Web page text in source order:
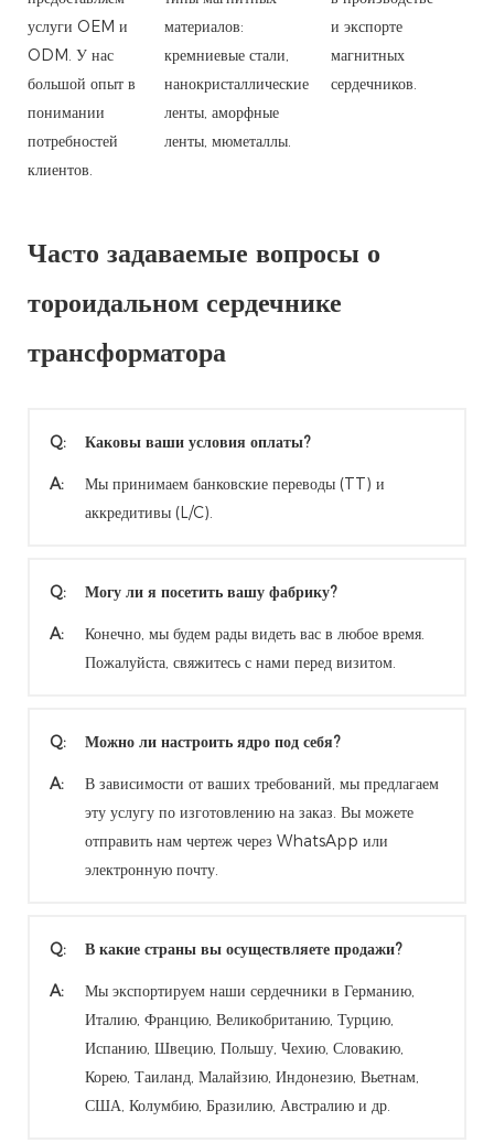
услуги OEM и
ODM. У нас
большой опыт в
понимании
потребностей
клиентов.
материалов:
кремниевые стали,
нанокристаллические
ленты, аморфные
ленты, мюметаллы.
и экспорте
магнитных
сердечников.
Часто задаваемые вопросы о
тороидальном сердечнике
трансформатора
Q: Каковы ваши условия оплаты?
A:
Мы принимаем банковские переводы (TT) и
аккредитивы (L/C).
Q: Могу ли я посетить вашу фабрику?
A:
Конечно, мы будем рады видеть вас в любое время.
Пожалуйста, свяжитесь с нами перед визитом.
Q: Можно ли настроить ядро ​​под себя?
A:
В зависимости от ваших требований, мы предлагаем
эту услугу по изготовлению на заказ. Вы можете
отправить нам чертеж через WhatsApp или
электронную почту.
Q: В какие страны вы осуществляете продажи?
A:
Мы экспортируем наши сердечники в Германию,
Италию, Францию, Великобританию, Турцию,
Испанию, Швецию, Польшу, Чехию, Словакию,
Корею, Таиланд, Малайзию, Индонезию, Вьетнам,
США, Колумбию, Бразилию, Австралию и др.